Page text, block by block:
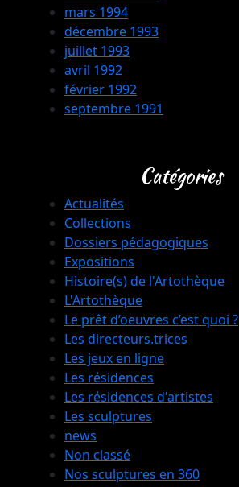
mars 1994
décembre 1993
juillet 1993
avril 1992
février 1992
septembre 1991
Catégories
Actualités
Collections
Dossiers pédagogiques
Expositions
Histoire(s) de l'Artothèque
L'Artothèque
Le prêt d’oeuvres c’est quoi ?
Les directeurs.trices
Les jeux en ligne
Les résidences
Les résidences d'artistes
Les sculptures
news
Non classé
Nos sculptures en 360